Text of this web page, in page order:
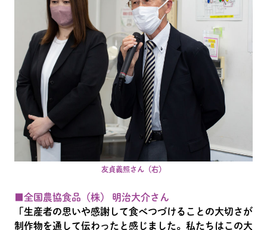
友貞義照さん（右）
■全国農協食品（株） 明治大介さん
「生産者の思いや感謝して食べつづけることの大切さが
制作物を通して伝わったと感じました。私たちはこの大